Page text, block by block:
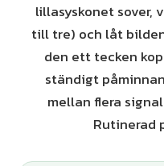
lillasyskonet sover,
till tre) och låt
den ett tecken
ständigt
mellan flera
Rutinerad